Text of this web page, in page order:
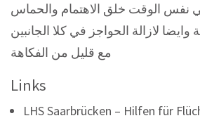
نفس الوقت خلق الاهتمام والحماس
وايضا لازالة الحواجز في كلا الجانبين
مع قليل من الفكاهة
Links
LHS Saarbrücken – Hilfen für